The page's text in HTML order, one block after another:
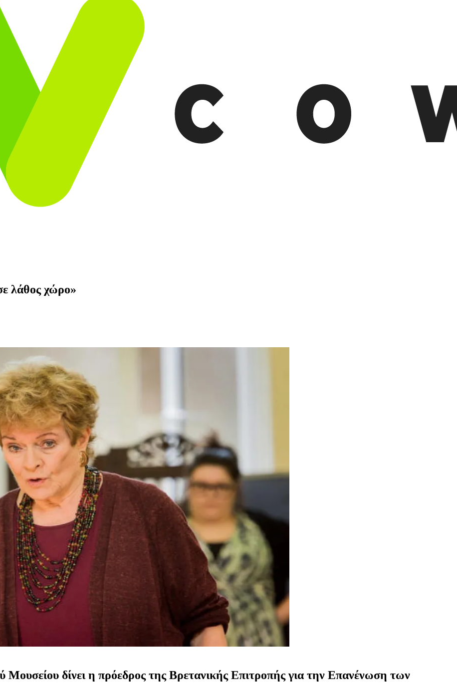
λάθος χώρο»
Μουσείου δίνει η πρόεδρος της Βρετανικής Επιτροπής για την Επανένωση των